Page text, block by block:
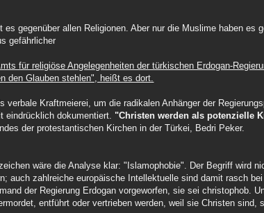
es gegenüber allen Religionen. Aber nur die Muslime haben
gefährlicher
für religiöse Angelegenheiten der türkischen Erdogan-
den Glauben stehlen", heißt es dort.
verbale Kraftmeierei, um die radikalen Anhänger der
eindrücklich dokumentiert. "Christen werden als potenzielle
der protestantischen Kirchen in der Türkei, Bedri Peker.
wäre die Analyse klar: "Islamophobie". Der Begriff wird
auch zahlreiche europäische Intellektuelle sind damit rasch bei
der Regierung Erdogan vorgeworfen, sie sei christophob.
entführt oder vertrieben werden, weil sie Christen sind,